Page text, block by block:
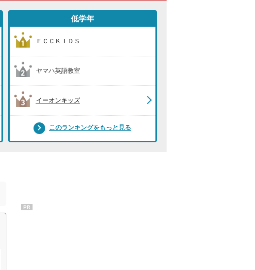
低学年
ＥＣＣＫＩＤＳ
ヤマハ英語教室
イーオンキッズ
このランキングをもっと見る
PR